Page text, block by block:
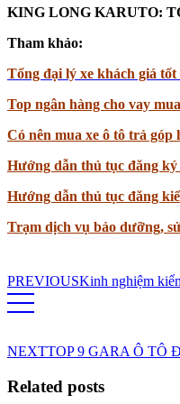
KING LONG KARUTO:
Tham khảo:
Tổng đại lý xe khách giá
Top ngân hàng cho vay
Có nên mua xe ô tô trả góp
Hướng dẫn thủ tục đăng
Hướng dẫn thủ tục đăng
Trạm dịch vụ bảo dưỡng,
PREVIOUSKinh nghiệm
NEXTTOP 9 GARA Ô TÔ
Related posts